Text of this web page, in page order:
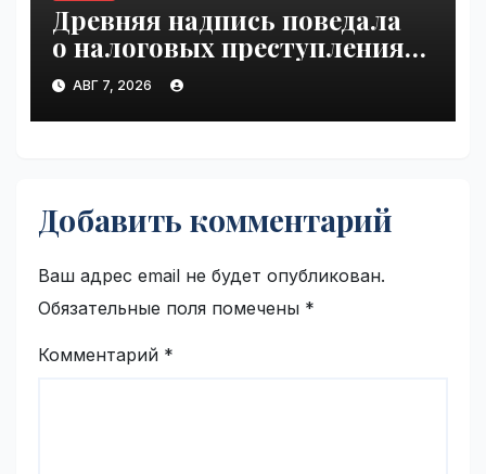
Древняя надпись поведала
о налоговых преступлениях |
VseTime.ru
АВГ 7, 2026
Добавить комментарий
Ваш адрес email не будет опубликован.
Обязательные поля помечены *
Комментарий *